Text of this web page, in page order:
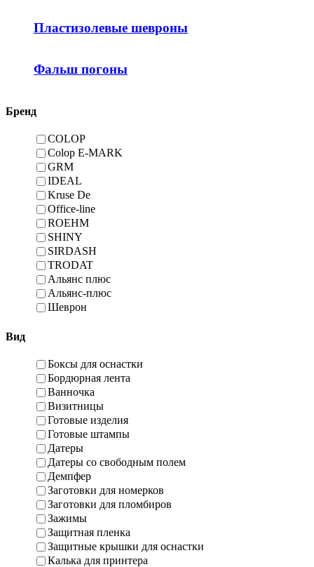
Пластизолевые шевроны
Фальш погоны
Бренд
COLOP
Colop E-MARK
GRM
IDEAL
Kruse De
Office-line
ROEHM
SHINY
SIRDASH
TRODAT
Альянс плюс
Альянс-плюс
Шеврон
Вид
Боксы для оснастки
Бордюрная лента
Ванночка
Визитницы
Готовые изделия
Готовые штампы
Датеры
Датеры со свободным полем
Демпфер
Заготовки для номерков
Заготовки для пломбиров
Зажимы
Защитная пленка
Защитные крышки для оснастки
Калька для принтера